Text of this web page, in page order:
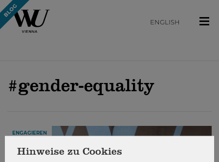
ENGLISH
#gender-equality
ENGAGIEREN
Hinweise zu Cookies